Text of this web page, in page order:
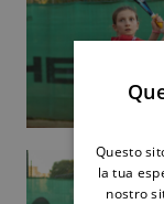
Questo
la tua
nostro